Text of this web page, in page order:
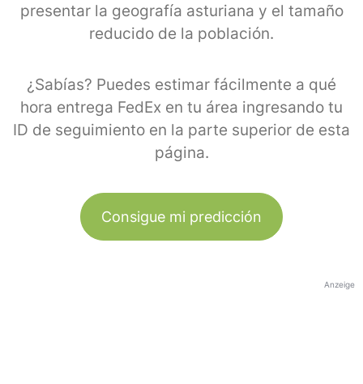
presentar la geografía asturiana y el tamaño
reducido de la población.
¿Sabías? Puedes estimar fácilmente a qué
hora entrega FedEx en tu área ingresando tu
ID de seguimiento en la parte superior de esta
página.
Consigue mi predicción
Anzeige